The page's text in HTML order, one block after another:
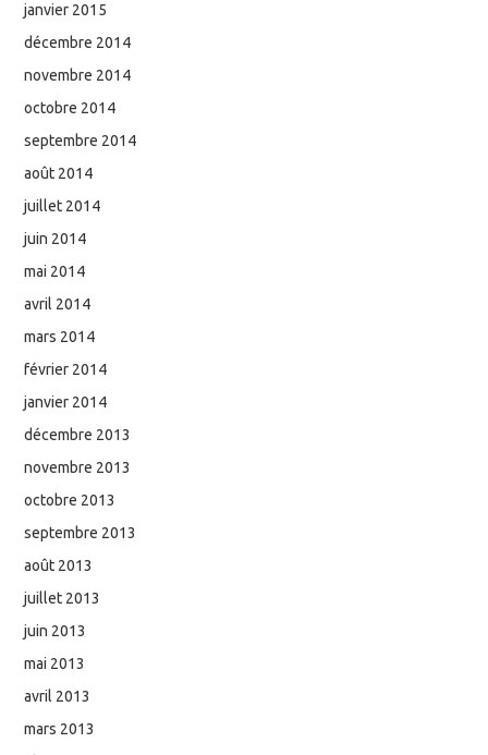
janvier 2015
décembre 2014
novembre 2014
octobre 2014
septembre 2014
août 2014
juillet 2014
juin 2014
mai 2014
avril 2014
mars 2014
février 2014
janvier 2014
décembre 2013
novembre 2013
octobre 2013
septembre 2013
août 2013
juillet 2013
juin 2013
mai 2013
avril 2013
mars 2013